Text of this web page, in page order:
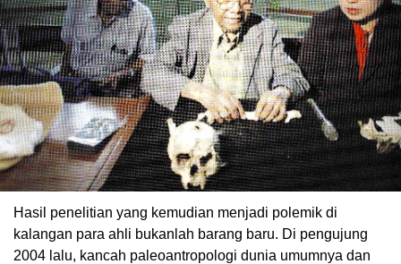
Hasil penelitian yang kemudian menjadi polemik di
kalangan para ahli bukanlah barang baru. Di pengujung
2004 lalu, kancah paleoantropologi dunia umumnya dan